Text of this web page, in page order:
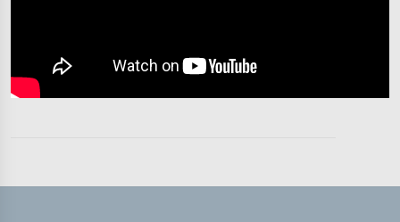
تفسیر قرآن سورہ ‎الفرقان